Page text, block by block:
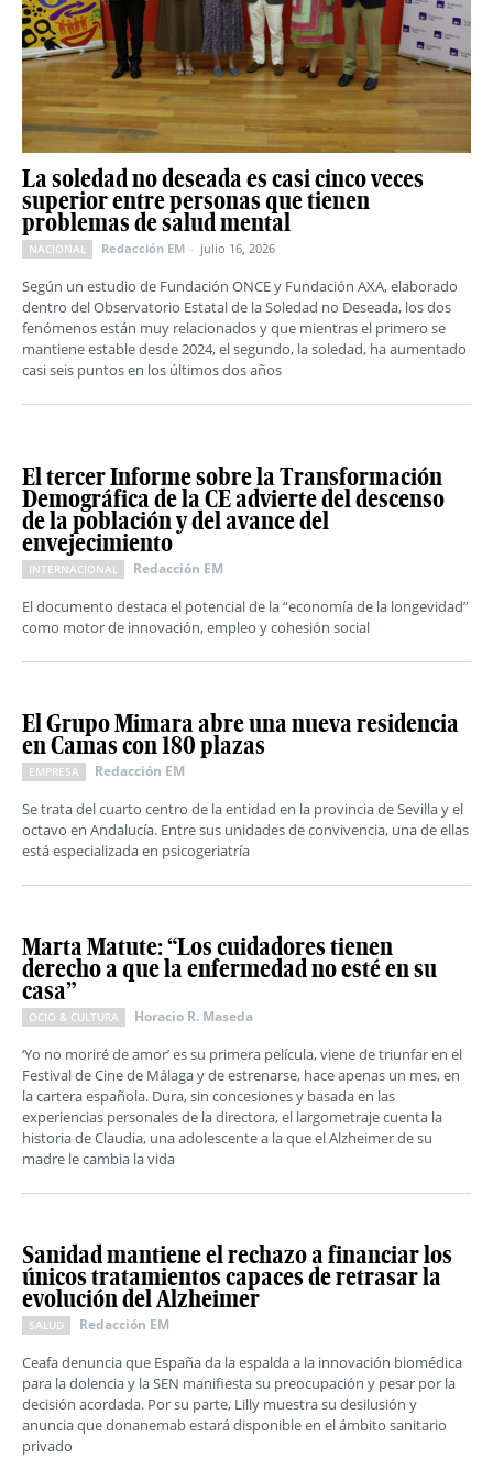
La soledad no deseada es casi cinco veces
superior entre personas que tienen
problemas de salud mental
NACIONAL Redacción EM - julio 16, 2026
Según un estudio de Fundación ONCE y Fundación AXA, elaborado
dentro del Observatorio Estatal de la Soledad no Deseada, los dos
fenómenos están muy relacionados y que mientras el primero se
mantiene estable desde 2024, el segundo, la soledad, ha aumentado
casi seis puntos en los últimos dos años
El tercer Informe sobre la Transformación
Demográfica de la CE advierte del descenso
de la población y del avance del
envejecimiento
INTERNACIONAL Redacción EM
El documento destaca el potencial de la “economía de la longevidad”
como motor de innovación, empleo y cohesión social
El Grupo Mimara abre una nueva residencia
en Camas con 180 plazas
EMPRESA Redacción EM
Se trata del cuarto centro de la entidad en la provincia de Sevilla y el
octavo en Andalucía. Entre sus unidades de convivencia, una de ellas
está especializada en psicogeriatría
Marta Matute: “Los cuidadores tienen
derecho a que la enfermedad no esté en su
casa”
OCIO & CULTURA Horacio R. Maseda
‘Yo no moriré de amor’ es su primera película, viene de triunfar en el
Festival de Cine de Málaga y de estrenarse, hace apenas un mes, en
la cartera española. Dura, sin concesiones y basada en las
experiencias personales de la directora, el largometraje cuenta la
historia de Claudia, una adolescente a la que el Alzheimer de su
madre le cambia la vida
Sanidad mantiene el rechazo a financiar los
únicos tratamientos capaces de retrasar la
evolución del Alzheimer
SALUD Redacción EM
Ceafa denuncia que España da la espalda a la innovación biomédica
para la dolencia y la SEN manifiesta su preocupación y pesar por la
decisión acordada. Por su parte, Lilly muestra su desilusión y
anuncia que donanemab estará disponible en el ámbito sanitario
privado